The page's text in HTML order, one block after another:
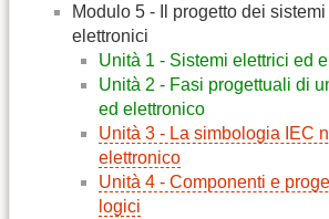
Modulo 5 - Il progetto dei
elettronici
Unità 1 - Sistemi elettrici ed
Unità 2 - Fasi progettuali di
ed elettronico
Unità 3 - La simbologia IEC
elettronico
Unità 4 - Componenti e
logici